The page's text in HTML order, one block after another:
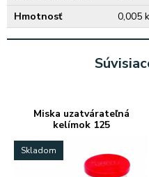
Hmotnosť
0,005
Miska uzatvárateľná
kelímok 125
Skladom